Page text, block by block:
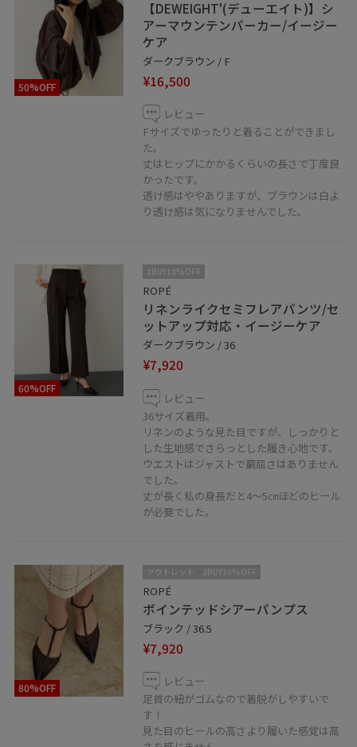
お気に入りしていただくと、気になったコーディネート
や商品がチェックしやすくなります。
スタッフのフォローもあわせてご利用ください。
▪️LINE接客承ってます！
聞きたいことはあるけれど電話するお時間がない方、な
かなか外に出られないという方、お取り置きなどもお伺
是非、お気軽にメッセージ送ってください。
50%OFF
【DEWEIGHT'(デューエイト)】シ
アーマウンテンパーカー/イージー
ケア
ダークブラウン / F
¥16,500
レビュー
Fサイズでゆったりと着ることができまし
た。
丈はヒップにかかるくらいの長さで丁度良
かったです。
透け感はややありますが、ブラウンは白よ
り透け感は気になりませんでした。
60%OFF
2BUY10%OFF
ROPÉ
リネンライクセミフレアパンツ/セ
ットアップ対応・イージーケア
ダークブラウン / 36
¥7,920
レビュー
36サイズ着用。
リネンのような見た目ですが、しっかりと
した生地感でさらっとした履き心地です。
ウエストはジャストで窮屈さはありません
でした。
丈が長く私の身長だと4〜5㎝ほどのヒール
が必要でした。
80%OFF
アウトレット 2BUY10%OFF
ROPÉ
ポインテッドシアーパンプス
ブラック / 36.5
¥7,920
レビュー
足首の紐がゴムなので着脱がしやすいで
す！
見た目のヒールの高さより履いた感覚は高